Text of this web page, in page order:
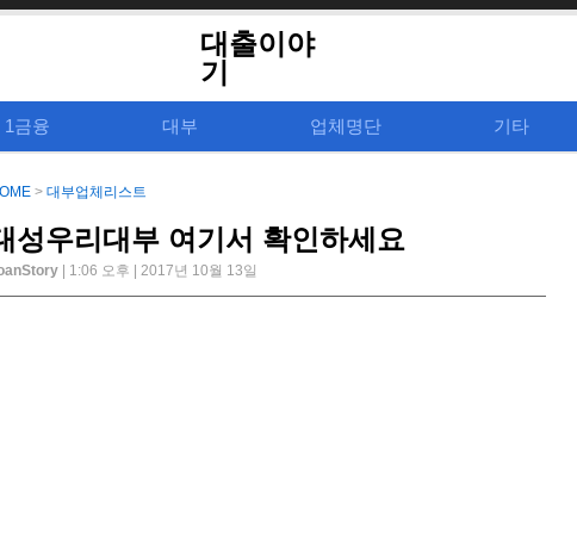
대출이야
기
1금융 대부 업체명단 기타
> 대부업체리스트
성우리대부 여기서 확인하세요
| 1:06 오후 | 2017년 10월 13일